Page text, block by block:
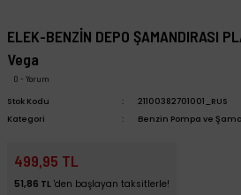
ELEK-BENZİN DEPO ŞAMANDIRASI
Vega
0 - Yorum
Stok Kodu
21100382701001_RUS
Kategori
Benzin Pompa ve
499,95 TL
51,86 TL 'den başlayan taksitlerle!